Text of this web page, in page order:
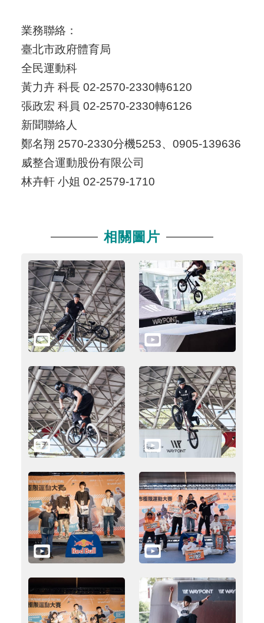
業務聯絡：
臺北市政府體育局
全民運動科
黃力卉 科長 02-2570-2330轉6120
張政宏 科員 02-2570-2330轉6126
新聞聯絡人
鄭名翔 2570-2330分機5253、0905-139636
威整合運動股份有限公司
林卉軒 小姐 02-2579-1710
相關圖片